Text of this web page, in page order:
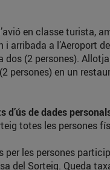
classe turista, amb
i arribada a l’Aeroport
persones).
en un
de dades
totes les persones
per les persones
del Sorteig. Queda